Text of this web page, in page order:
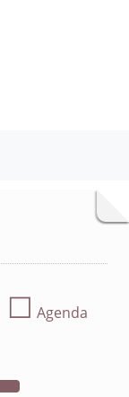
☐ Agenda